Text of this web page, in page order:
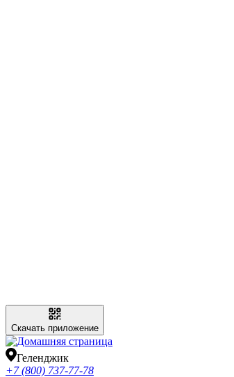
Скачать приложение
Геленджик
+7 (800) 737-77-78